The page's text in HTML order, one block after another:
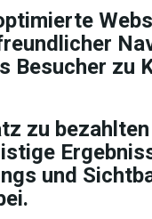
Besucher zu
zu bezahlten
und